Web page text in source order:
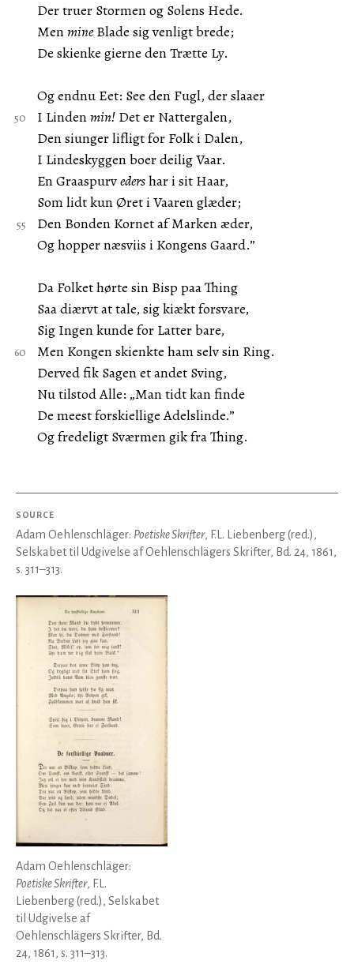
Der truer Stormen og Solens Hede.
MenmineBlade sig venligt brede;
De skienke gierne den Trætte Ly.
Og endnu Eet: See den Fugl, der slaaer
I Lindenmin!Det er Nattergalen,
Den siunger lifligt for Folk i Dalen,
I Lindeskyggen boer deilig Vaar.
En Graaspurvedershar i sit Haar,
Som lidt kun Øret i Vaaren glæder;
Den Bonden Kornet af Marken æder,
Og hopper næsviis i Kongens Gaard.”
Da Folket hørte sin Bisp paa Thing
Saa diærvt at tale, sig kiækt forsvare,
Sig Ingen kunde for Latter bare,
Men Kongen skienkte ham selv sin Ring.
Derved fik Sagen et andet Sving,
Nu tilstod Alle: „Man tidt kan finde
De meest forskiellige Adelslinde.”
Og fredeligt Sværmen gik fra Thing.
SOURCE
Adam Oehlenschläger: Poetiske Skrifter, F.L. Liebenberg (red.),
Selskabet til Udgivelse af Oehlenschlägers Skrifter, Bd. 24, 1861,
s. 311–313.
Adam Oehlenschläger:
Poetiske Skrifter, F.L.
Liebenberg (red.), Selskabet
til Udgivelse af
Oehlenschlägers Skrifter, Bd.
24, 1861, s. 311–313.